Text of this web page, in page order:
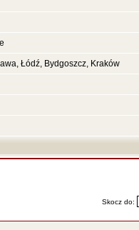
Łódź, Bydgoszcz, Kraków
Skocz do: